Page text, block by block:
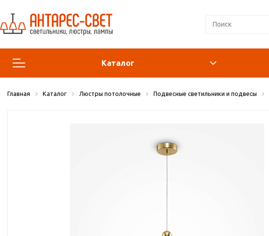
Каталог
Люстры и подвесы
Главная Каталог Люстры потолочные Подвесные светильники и подвесы